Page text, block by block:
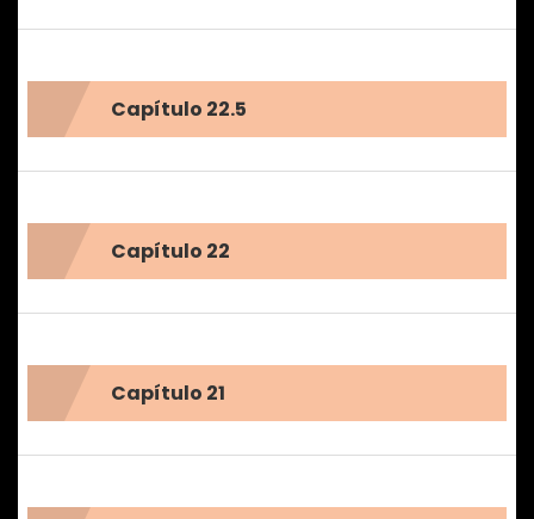
Capítulo 22.5
Capítulo 22
Capítulo 21